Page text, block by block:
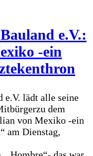
e.V.:
-ein
e.V. lädt alle seine
dem
von Mexiko -ein
am Dienstag,